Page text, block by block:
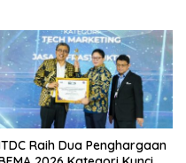
Raih Dua Penghargaan